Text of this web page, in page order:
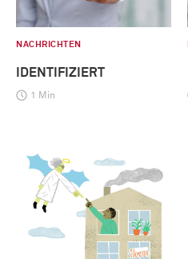
NACHRICHTEN
IDENTIFIZIERT
1 Min